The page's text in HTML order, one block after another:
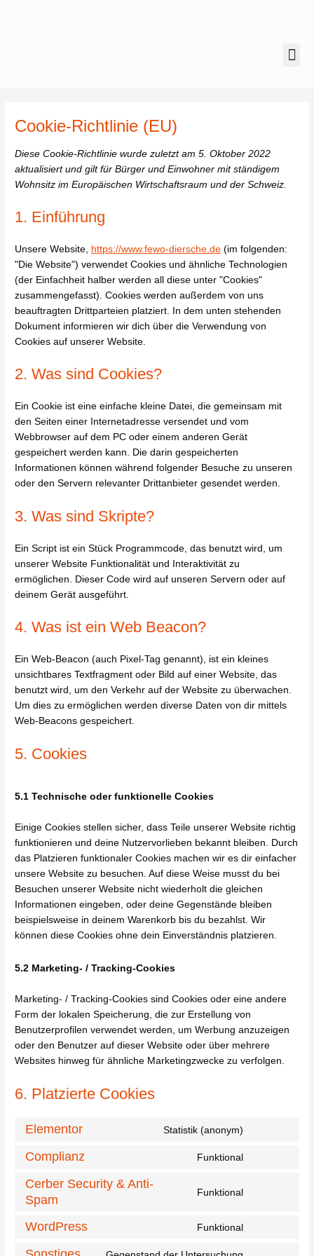
Cookie-Richtlinie (EU)
Diese Cookie-Richtlinie wurde zuletzt am 5. Oktober 2022
aktualisiert und gilt für Bürger und Einwohner mit ständigem
Wohnsitz im Europäischen Wirtschaftsraum und der Schweiz.
1. Einführung
Unsere Website, https://www.fewo-diersche.de (im folgenden:
"Die Website") verwendet Cookies und ähnliche Technologien
(der Einfachheit halber werden all diese unter "Cookies"
zusammengefasst). Cookies werden außerdem von uns
beauftragten Drittparteien platziert. In dem unten stehenden
Dokument informieren wir dich über die Verwendung von
Cookies auf unserer Website.
2. Was sind Cookies?
Ein Cookie ist eine einfache kleine Datei, die gemeinsam mit
den Seiten einer Internetadresse versendet und vom
Webbrowser auf dem PC oder einem anderen Gerät
gespeichert werden kann. Die darin gespeicherten
Informationen können während folgender Besuche zu unseren
oder den Servern relevanter Drittanbieter gesendet werden.
3. Was sind Skripte?
Ein Script ist ein Stück Programmcode, das benutzt wird, um
unserer Website Funktionalität und Interaktivität zu
ermöglichen. Dieser Code wird auf unseren Servern oder auf
deinem Gerät ausgeführt.
4. Was ist ein Web Beacon?
Ein Web-Beacon (auch Pixel-Tag genannt), ist ein kleines
unsichtbares Textfragment oder Bild auf einer Website, das
benutzt wird, um den Verkehr auf der Website zu überwachen.
Um dies zu ermöglichen werden diverse Daten von dir mittels
Web-Beacons gespeichert.
5. Cookies
5.1 Technische oder funktionelle Cookies
Einige Cookies stellen sicher, dass Teile unserer Website richtig
funktionieren und deine Nutzervorlieben bekannt bleiben. Durch
das Platzieren funktionaler Cookies machen wir es dir einfacher
unsere Website zu besuchen. Auf diese Weise musst du bei
Besuchen unserer Website nicht wiederholt die gleichen
Informationen eingeben, oder deine Gegenstände bleiben
beispielsweise in deinem Warenkorb bis du bezahlst. Wir
können diese Cookies ohne dein Einverständnis platzieren.
5.2 Marketing- / Tracking-Cookies
Marketing- / Tracking-Cookies sind Cookies oder eine andere
Form der lokalen Speicherung, die zur Erstellung von
Benutzerprofilen verwendet werden, um Werbung anzuzeigen
oder den Benutzer auf dieser Website oder über mehrere
Websites hinweg für ähnliche Marketingzwecke zu verfolgen.
6. Platzierte Cookies
Elementor Statistik (anonym)
Complianz Funktional
Cerber Security & Anti-
Spam
Funktional
security-
&-
anti-
WordPress Funktional